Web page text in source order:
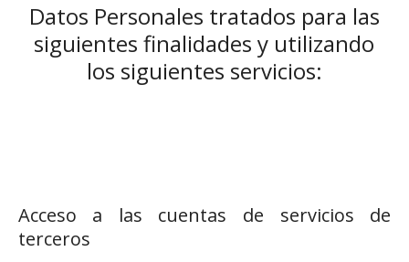
Datos Personales tratados para las
siguientes finalidades y utilizando
los siguientes servicios:
Acceso a las cuentas de servicios de
terceros